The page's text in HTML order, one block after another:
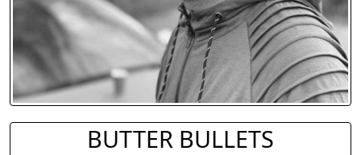
BUTTER BULLETS